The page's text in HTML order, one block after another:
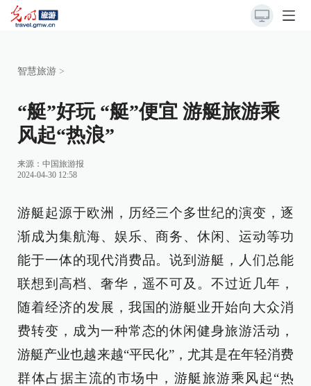
智慧旅游 >
“艇”好玩 “艇”便宜 游艇旅游乘
风起“热浪”
来源： 中国旅游报
2024-04-30 12:58
游艇起源于欧洲，历经三个多世纪的演变，逐
渐成为集航海、娱乐、商务、休闲、运动等功
能于一体的现代消费品。说到游艇，人们总能
联想到高档、奢华，遥不可及。不过近几年，
随着经济的发展，我国的游艇业开始向大众消
费转变，成为一种常态的休闲健身旅游活动，
游艇产业也越来越“平民化”，尤其是在年轻消费
群体占据主流的市场中，游艇旅游乘风起“热